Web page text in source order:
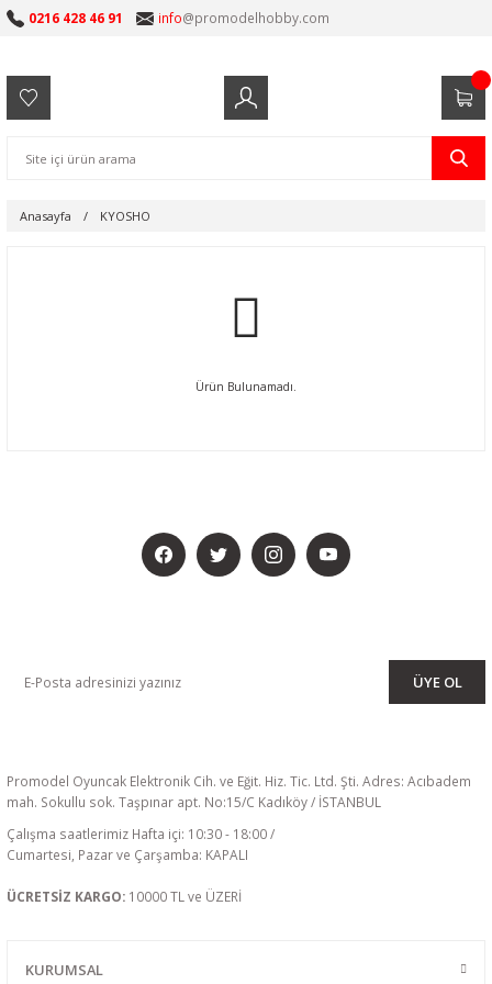
0216 428 46 91 info@promodelhobby.com
Anasayfa KYOSHO
Ürün Bulunamadı.
ÜYE OL
Promodel Oyuncak Elektronik Cih. ve Eğit. Hiz. Tic. Ltd. Şti. Adres: Acıbadem
mah. Sokullu sok. Taşpınar apt. No:15/C Kadıköy / İSTANBUL
Çalışma saatlerimiz Hafta içi: 10:30 - 18:00 /
Cumartesi, Pazar ve Çarşamba: KAPALI
ÜCRETSİZ KARGO: 10000 TL ve ÜZERİ
KURUMSAL